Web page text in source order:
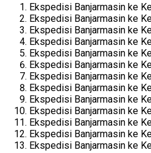
Ekspedisi Banjarmasin ke
Ekspedisi Banjarmasin ke
Ekspedisi Banjarmasin ke
Ekspedisi Banjarmasin ke
Ekspedisi Banjarmasin ke
Ekspedisi Banjarmasin ke
Ekspedisi Banjarmasin ke
Ekspedisi Banjarmasin ke
Ekspedisi Banjarmasin ke
Ekspedisi Banjarmasin ke
Ekspedisi Banjarmasin ke
Ekspedisi Banjarmasin ke
Ekspedisi Banjarmasin ke